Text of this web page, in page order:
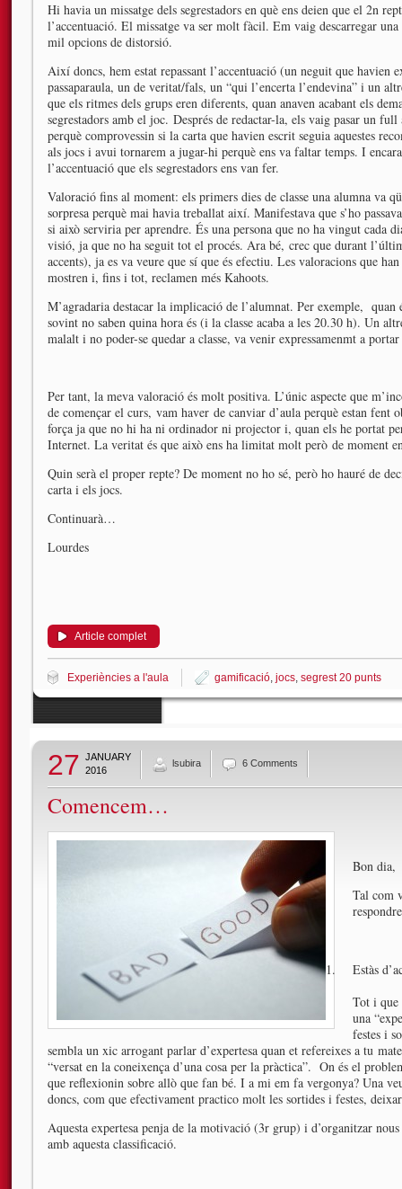
Hi havia un missatge dels segrestadors en què ens deien que el 2n
l’accentuació. El missatge va ser molt fàcil. Em vaig descarregar
mil opcions de distorsió.
Així doncs, hem estat repassant l’accentuació (un neguit que havien
passaparaula, un de veritat/fals, un “qui l’encerta l’endevina” i un
que els ritmes dels grups eren diferents, quan anaven acabant els
segrestadors amb el joc. Després de redactar-la, els vaig pasar un
perquè comprovessin si la carta que havien escrit seguia aquestes
als jocs i avui tornarem a jugar-hi perquè ens va faltar temps. I
l’accentuació que els segrestadors ens van fer.
Valoració fins al moment: els primers dies de classe una alumna va
sorpresa perquè mai havia treballat així. Manifestava que s’ho
si això serviria per aprendre. És una persona que no ha vingut cada
visió, ja que no ha seguit tot el procés. Ara bé, crec que durant
accents), ja es va veure que sí que és efectiu. Les valoracions que
mostren i, fins i tot, reclamen més Kahoots.
M’agradaria destacar la implicació de l’alumnat. Per exemple,
sovint no saben quina hora és (i la classe acaba a les 20.30 h). Un
malalt i no poder-se quedar a classe, va venir expressamenmt a
Per tant, la meva valoració és molt positiva. L’únic aspecte que
de començar el curs, vam haver de canviar d’aula perquè estan fent
força ja que no hi ha ni ordinador ni projector i, quan els he portat
Internet. La veritat és que això ens ha limitat molt però de moment
Quin serà el proper repte? De moment no ho sé, però ho hauré de
carta i els jocs.
Continuarà…
Lourdes
Article complet
Experiències a l'aula gamificació, jocs, segrest 20 punts
27 JANUARY
2016
lsubira 6 Comments
Comencem…
Bon dia,
Tal com
Estàs
Tot i que
una
festes i
sembla un xic arrogant parlar d’expertesa quan et refereixes a tu
“versat en la coneixença d’una cosa per la pràctica”. On és el
que reflexionin sobre allò que fan bé. I a mi em fa vergonya? Una
doncs, com que efectivament practico molt les sortides i festes,
Aquesta expertesa penja de la motivació (3r grup) i d’organitzar
amb aquesta classificació.